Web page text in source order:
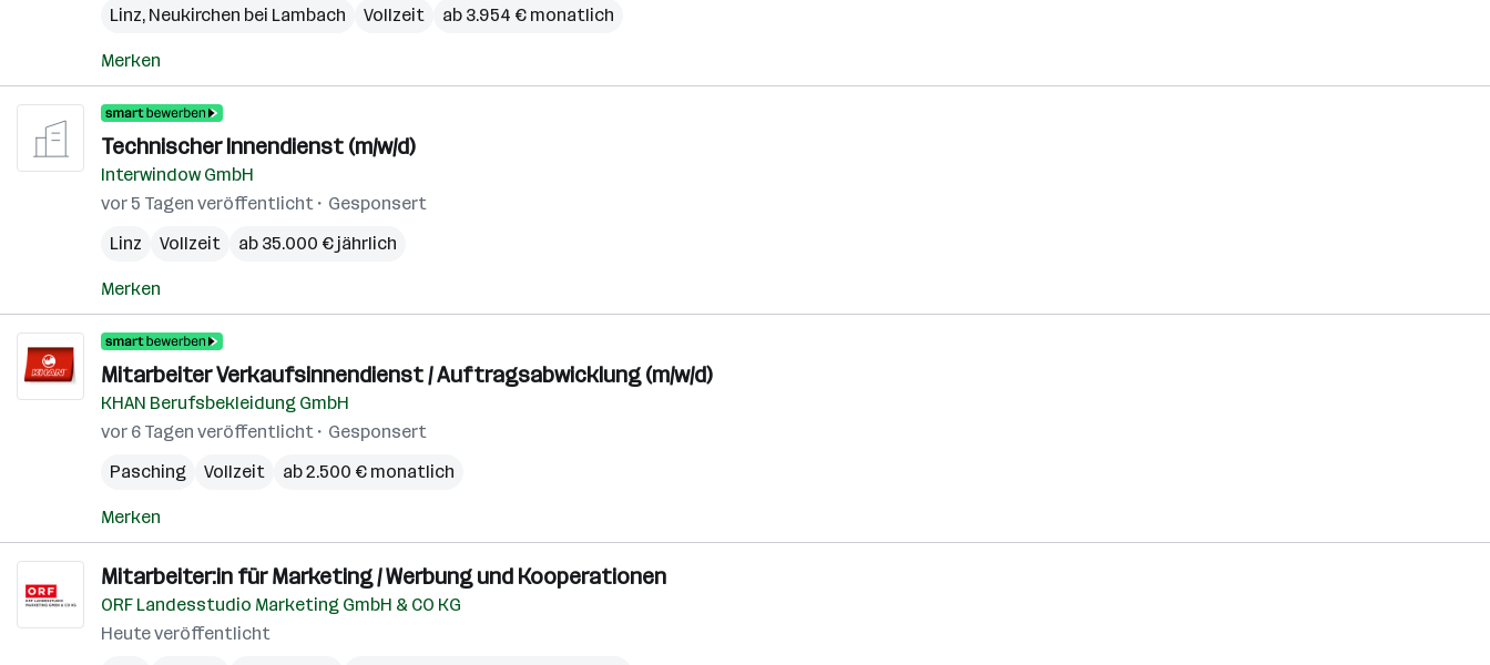
Linz, Neukirchen bei Lambach Vollzeit ab 3.954 € monatlich
Merken
Technischer Innendienst (m/w/d)
Interwindow GmbH
vor 5 Tagen veröffentlicht
Gesponsert
Linz
Vollzeit ab 35.000 € jährlich
Merken
Mitarbeiter Verkaufsinnendienst / Auftragsabwicklung (m/w/d)
KHAN Berufsbekleidung GmbH
vor 6 Tagen veröffentlicht
Gesponsert
Pasching
Vollzeit ab 2.500 € monatlich
Merken
Mitarbeiter:in für Marketing / Werbung und Kooperationen
ORF Landesstudio Marketing GmbH & CO KG
Heute veröffentlicht